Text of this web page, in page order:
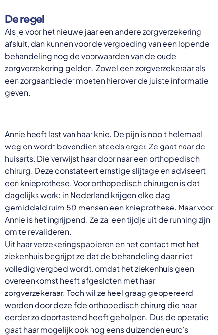
ondersteuning bieden bij schulden, niet
straffen
Schrap de opslag op de zorgpremie voor mensen die
niet kunnen betalen en bied proactieve
ondersteuning, zoals automatische zorgtoeslag. Zo
voorkomt de overheid schulden, vermindert stress
en blijft noodzakelijke zorg toegankelijk.
Lees meer
русский
Espanol
Francais
De regel
Als je voor het nieuwe jaar een andere zorgverzekering
afsluit, dan kunnen voor de vergoeding van een lopende
behandeling nog de voorwaarden van de oude
zorgverzekering gelden. Zowel een zorgverzekeraar als
een zorgaanbieder moeten hierover de juiste informatie
geven.
Annie heeft last van haar knie. De pijn is nooit helemaal
weg en wordt bovendien steeds erger. Ze gaat naar de
huisarts. Die verwijst haar door naar een orthopedisch
chirurg. Deze constateert ernstige slijtage en adviseert
een knieprothese. Voor orthopedisch chirurgen is dat
dagelijks werk: in Nederland krijgen elke dag
gemiddeld ruim 50 mensen een knieprothese. Maar voor
Annie is het ingrijpend. Ze zal een tijdje uit de running zijn
om te revalideren.
Uit haar verzekeringspapieren en het contact met het
ziekenhuis begrijpt ze dat de behandeling daar niet
volledig vergoed wordt, omdat het ziekenhuis geen
overeenkomst heeft afgesloten met haar
zorgverzekeraar. Toch wil ze heel graag geopereerd
worden door dezelfde orthopedisch chirurg die haar
eerder zo doortastend heeft geholpen. Dus de operatie
gaat haar mogelijk ook nog eens duizenden euro’s